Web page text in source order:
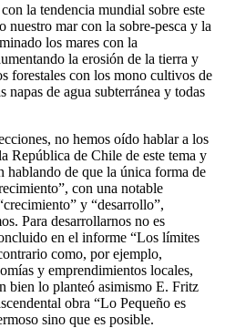
la tendencia mundial sobre este
nuestro mar con la sobre-pesca y la
los mares con la
la erosión de la tierra y
forestales con los mono cultivos de
napas de agua subterránea y todas
no hemos oído hablar a los
República de Chile de este tema y
hablando de que la única forma de
con una notable
y “desarrollo”,
Para desarrollarnos no es
en el informe “Los límites
como, por ejemplo,
y emprendimientos locales,
bien lo planteó asimismo E. Fritz
obra “Lo Pequeño es
sino que es posible.